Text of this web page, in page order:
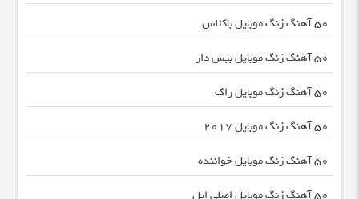
50 آهنگ زنگ موبایل باکلاس
50 آهنگ زنگ موبایل بیس دار
50 آهنگ زنگ موبایل راک
50 آهنگ زنگ موبایل ۲۰۱۷
50 آهنگ زنگ موبایل خواننده